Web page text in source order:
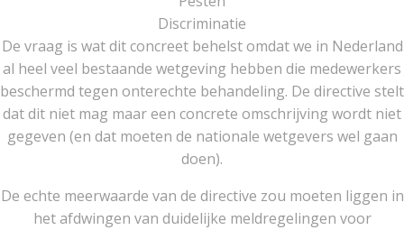
Discriminatie
De vraag is wat dit concreet behelst omdat we in Nederland
al heel veel bestaande wetgeving hebben die medewerkers
beschermd tegen onterechte behandeling. De directive stelt
dat dit niet mag maar een concrete omschrijving wordt niet
gegeven (en dat moeten de nationale wetgevers wel gaan
doen).
De echte meerwaarde van de directive zou moeten liggen in
het afdwingen van duidelijke meldregelingen voor